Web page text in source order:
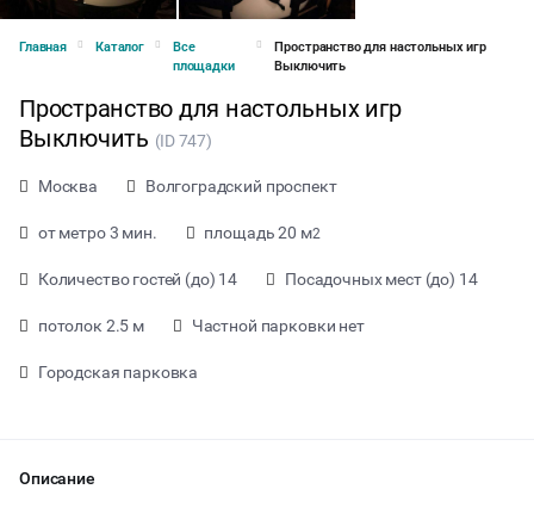
Главная Каталог
Все
площадки
Пространство для настольных игр
Выключить
Пространство для настольных игр
Выключить (ID 747)
Москва Волгоградский проспект
от метро 3 мин. площадь 20 м2
Количество гостей (до) 14 Посадочных мест (до) 14
потолок 2.5 м Частной парковки нет
Городская парковка
Описание
от 700 ₽ за час